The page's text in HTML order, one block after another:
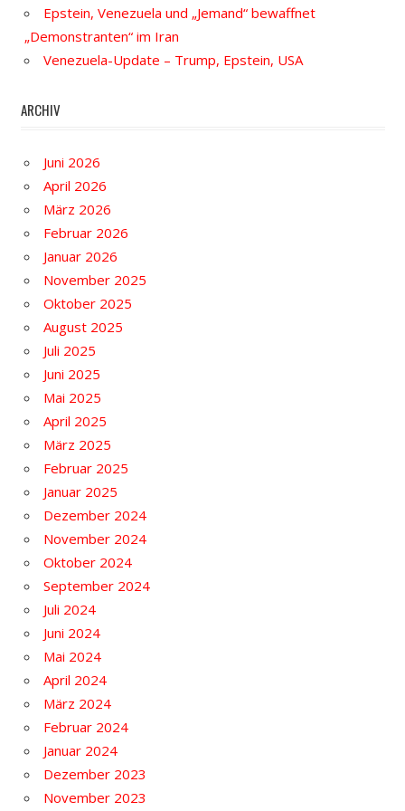
Epstein, Venezuela und „Jemand“ bewaffnet
„Demonstranten“ im Iran
Venezuela-Update – Trump, Epstein, USA
ARCHIV
Juni 2026
April 2026
März 2026
Februar 2026
Januar 2026
November 2025
Oktober 2025
August 2025
Juli 2025
Juni 2025
Mai 2025
April 2025
März 2025
Februar 2025
Januar 2025
Dezember 2024
November 2024
Oktober 2024
September 2024
Juli 2024
Juni 2024
Mai 2024
April 2024
März 2024
Februar 2024
Januar 2024
Dezember 2023
November 2023